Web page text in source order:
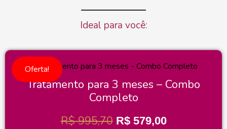
Ideal para você:
Oferta!
Tratamento para 3 meses – Combo
Completo
R$995,70 R$579,00